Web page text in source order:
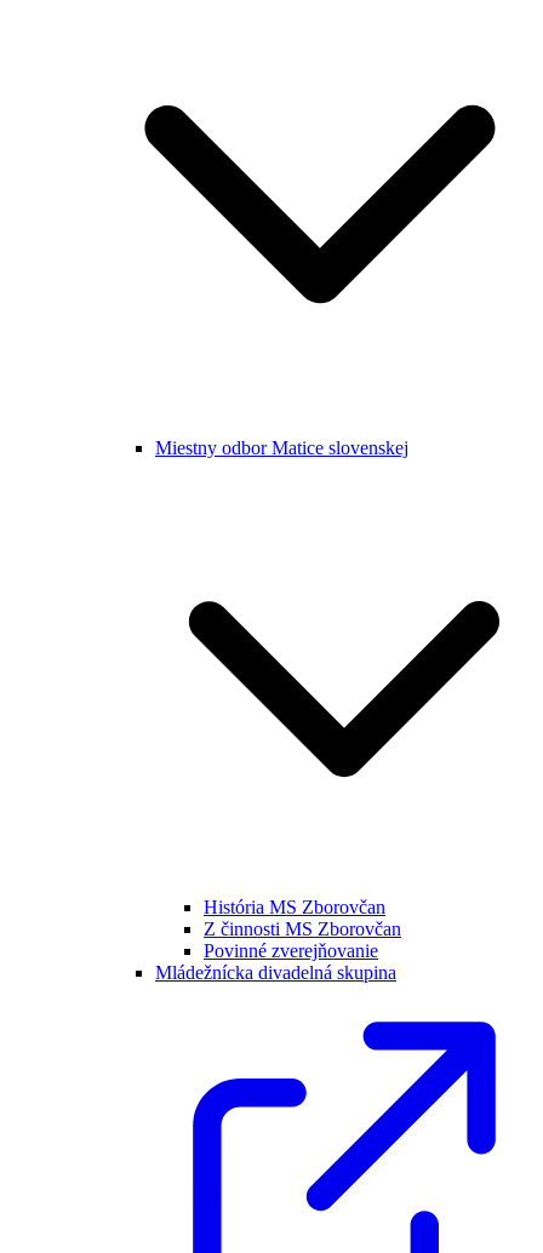
Miestny odbor Matice slovenskej
História MS Zborovčan
Z činnosti MS Zborovčan
Povinné zverejňovanie
Mládežnícka divadelná skupina